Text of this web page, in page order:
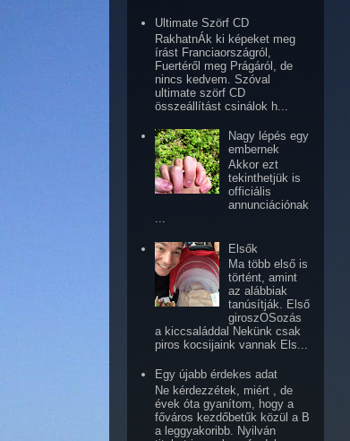
Ultimate Szörf CD
RakhatnÁk ki képeket meg
írást Franciaországról,
Fuertéről meg Prágáról, de
nincs kedvem. Szóval
ultimate szörf CD
összeállítást csinálok h...
Nagy lépés egy
embernek
Akkor ezt
tekinthetjük is
officiális
annunciációnak
...
Elsők
Ma több első is
történt, amint
az alábbiak
tanúsítják. Első
giroszOSozás
a kiccsaláddal Nekünk csak
piros kocsijaink vannak Els...
Egy újabb érdekes adat
Ne kérdezzétek, miért , de
évek óta gyanítom, hogy a
főváros kezdőbetűk közül a B
a leggyakoribb. Nyilván